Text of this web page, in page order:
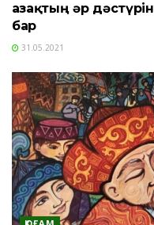
Қазақтың әр
бар
31.05.2021